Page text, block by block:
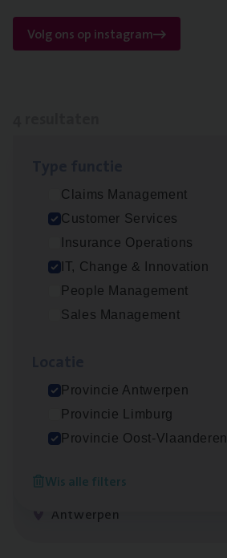
Volg ons op instagram
Claims Management
Customer Services
Insurance Operations
IT, Change & Innovation
People Management
Sales Management
Provincie Antwerpen
Provincie Limburg
Provincie Oost-Vlaanderen
Wis alle filters
Test Ana­lyst
IT, Change & Innovation
Antwerpen
Cus­to­mer Care Expert
Antwerpen
IT, Change & Innovation
Antwerpen